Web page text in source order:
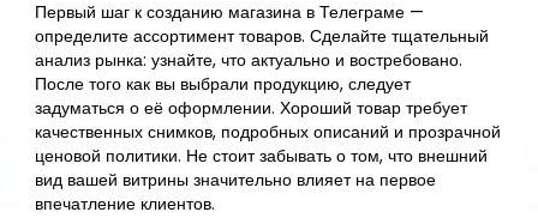
Первый шаг к созданию магазина в Телеграме —
определите ассортимент товаров. Сделайте тщательный
анализ рынка: узнайте, что актуально и востребовано.
После того как вы выбрали продукцию, следует
задуматься о её оформлении. Хороший товар требует
качественных снимков, подробных описаний и прозрачной
ценовой политики. Не стоит забывать о том, что внешний
вид вашей витрины значительно влияет на первое
впечатление клиентов.